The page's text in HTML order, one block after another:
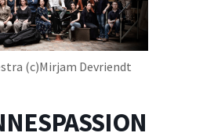
(c)Mirjam Devriendt